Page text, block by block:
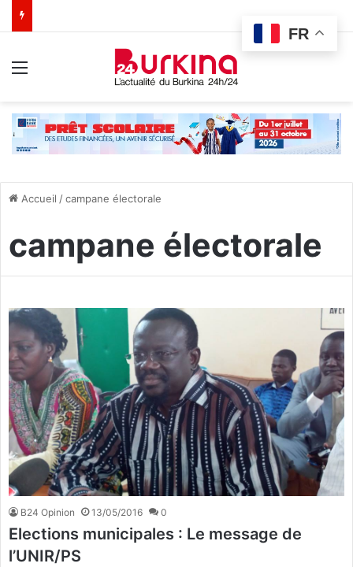
Accueil /campane électorale
campane électorale
B24 Opinion 13/05/2016 0
Elections municipales : Le message de
l’UNIR/PS
FR